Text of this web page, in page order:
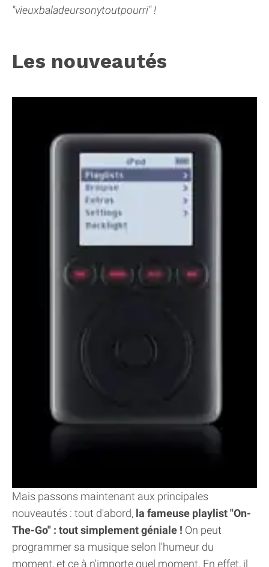
"vieuxbaladeursonytoutpourri" !
Les nouveautés
Mais passons maintenant aux principales
nouveautés : tout d'abord, la fameuse playlist "On-
The-Go" : tout simplement géniale ! On peut
programmer sa musique selon l'humeur du
moment, et ce à n'importe quel moment. En effet, il